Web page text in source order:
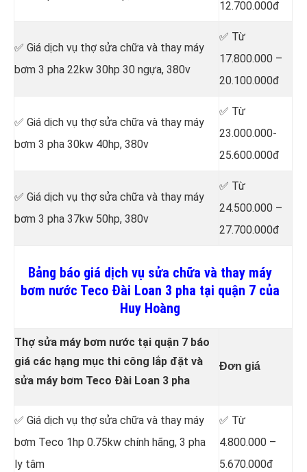
12.700.000đ
✅ Giá dịch vụ thợ sửa chữa và thay máy
bơm 3 pha 22kw 30hp 30 ngựa, 380v
✅ Từ
17.800.000 –
20.100.000đ
✅ Giá dịch vụ thợ sửa chữa và thay máy
bơm 3 pha 30kw 40hp, 380v
✅ Từ
23.000.000-
25.600.000đ
✅ Giá dịch vụ thợ sửa chữa và thay máy
bơm 3 pha 37kw 50hp, 380v
✅ Từ
24.500.000 –
27.700.000đ
Bảng báo giá dịch vụ sửa chữa và thay máy
bơm nước Teco Đài Loan 3 pha tại quận 7 của
Huy Hoàng
Thợ sửa máy bơm nước tại quận 7 báo
giá các hạng mục thi công lắp đặt và
sửa máy bơm Teco Đài Loan 3 pha
Đơn giá
✅ Giá dịch vụ thợ sửa chữa và thay máy
bơm Teco 1hp 0.75kw chính hãng, 3 pha
ly tâm
✅ Từ
4.800.000 –
5.670.000đ